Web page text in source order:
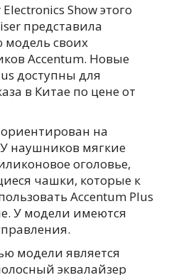
Show этого
представила
модель своих
Accentum. Новые
доступны для
в Китае по цене от
на
наушников мягкие
оголовье,
чашки, которые к
Accentum Plus
У модели имеются
модели является
эквалайзер